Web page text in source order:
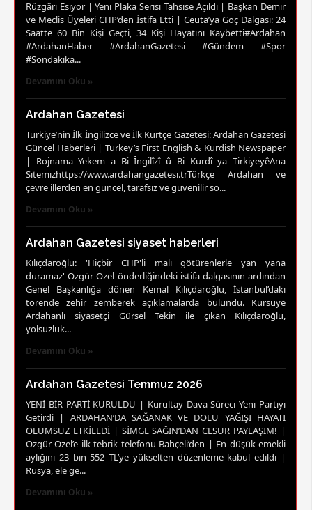
Rüzgârı Esiyor | Yeni Plaka Serisi Tahsise Açıldı | Başkan Demir
ve Meclis Üyeleri CHP’den İstifa Etti | Ceuta’ya Göç Dalgası: 24
Saatte 60 Bin Kişi Geçti, 34 Kişi Hayatını Kaybetti#Ardahan
#ArdahanHaber #ArdahanGazetesi #Gündem #Spor
#Sondakika...
Devamını Oku »
Ardahan Gazetesi
Türkiye’nin İlk İngilizce ve İlk Kürtçe Gazetesi: Ardahan Gazetesi
Güncel Haberleri | Turkey’s First English & Kurdish Newspaper
| Rojnama Yekem a Bi Îngilîzî û Bi Kurdî ya TirkiyeyêAna
Sitemizhttps://www.ardahangazetesi.trTürkçe Ardahan ve
çevre illerden en güncel, tarafsız ve güvenilir so...
Devamını Oku »
Ardahan Gazetesi siyaset haberleri
Kılıçdaroğlu: 'Hiçbir CHP'li malı götürenlerle yan yana
duramaz' Özgür Özel önderliğindeki istifa dalgasının ardından
Genel Başkanlığa dönen Kemal Kılıçdaroğlu, İstanbul’daki
törende zehir zemberek açıklamalarda bulundu. Kürsüye
Ardahanlı siyasetçi Gürsel Tekin ile çıkan Kılıçdaroğlu,
yolsuzluk...
Devamını Oku »
Ardahan Gazetesi Temmuz 2026
YENİ BİR PARTİ KURULDU | Kurultay Dava Süreci Yeni Partiyi
Getirdi | ARDAHAN’DA SAĞANAK VE DOLU YAĞIŞI HAYATI
OLUMSUZ ETKİLEDİ | SİMGE SAĞIN’DAN CESUR PAYLAŞIM! |
Özgür Özel’e ilk tebrik telefonu Bahçeli’den | En düşük emekli
aylığını 23 bin 552 TL’ye yükselten düzenleme kabul edildi |
Rusya, ele ge...
Devamını Oku »